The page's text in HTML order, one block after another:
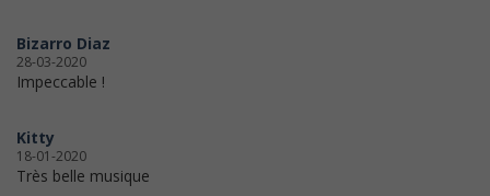
Bizarro Diaz
28-03-2020
Impeccable !
Kitty
18-01-2020
Très belle musique